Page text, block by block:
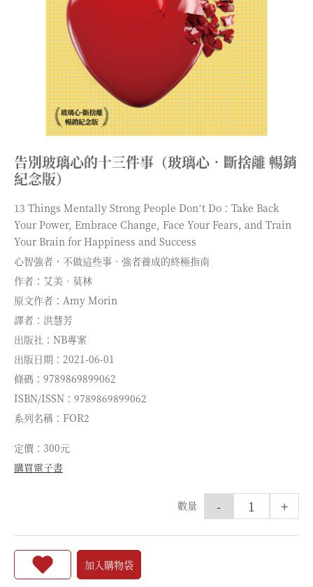
告別玻璃心的十三件事（玻璃心．斷捨離 暢銷
紀念版）
13 Things Mentally Strong People Donʼt Do：Take Back
Your Power, Embrace Change, Face Your Fears, and Train
Your Brain for Happiness and Success
心智強者，不做這些事．強者養成的終極指南
作者：艾美．莫林
原文作者：Amy Morin
譯者：洪慧芳
出版社：NB專案
出版日期：2021-06-01
條碼：9789869899062
ISBN/ISSN：9789869899062
系列名稱：FOR2
定價：300元
購買電子書
數量 +
-
加入購物袋